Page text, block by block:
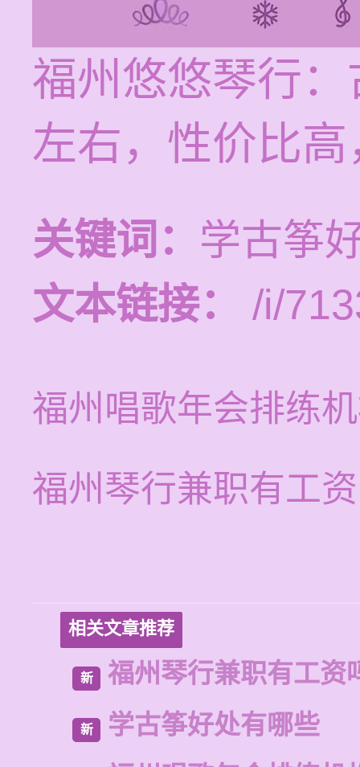
福州悠悠琴行
左右，性价比
关键词： 学古筝
文本链接：
/i/
福州唱歌年会排练
福州琴行兼职有工
相关文章推荐
新 福州琴行兼职有工资
新
学古筝好处有哪些